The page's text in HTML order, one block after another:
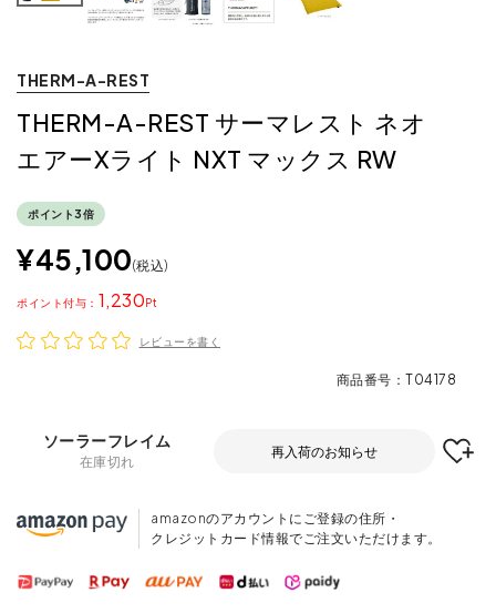
THERM-A-REST
THERM-A-REST サーマレスト ネオ
エアーXライト NXT マックス RW
ポイント3倍
¥45,100 税込
1,230
ポイント
レビューを書く
商品番号 T04178
ソーラーフレイム
在庫切れ
再入荷のお知らせ
amazonのアカウントにご登録の住所・
クレジットカード情報でご注文いただけます。